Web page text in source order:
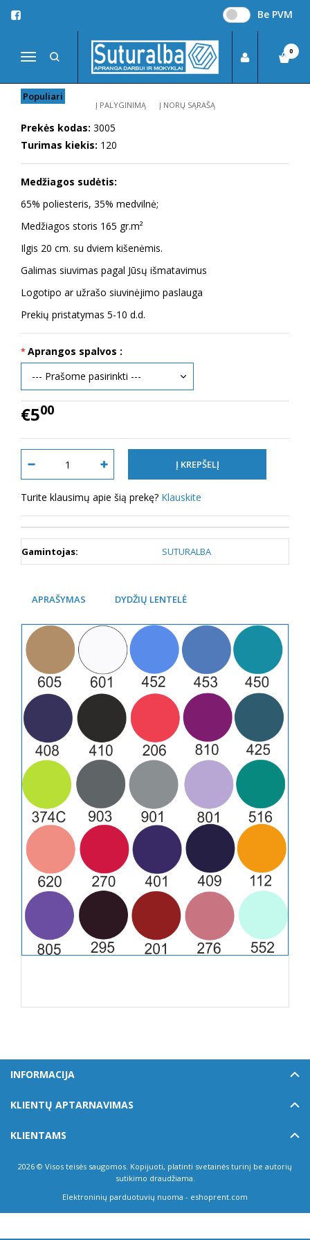
Be PVM
Navigacija
0
Pagrindinis Barmeno prijuostė
BARMENO PRIJUOSTĖ
Populiari
Į PALYGINIMĄ Į NORŲ SĄRAŠĄ
Prekės kodas: 3005
Turimas kiekis: 120
Medžiagos sudėtis:
65% poliesteris, 35% medvilnė;
Medžiagos storis 165 gr.m²
Ilgis 20 cm. su dviem kišenėmis.
Galimas siuvimas pagal Jūsų išmatavimus
Logotipo ar užrašo siuvinėjimo paslauga
Prekių pristatymas 5-10 d.d.
Aprangos spalvos :
€500
Turite klausimų apie šią prekę? Klauskite
Gamintojas: SUTURALBA
APRAŠYMAS DYDŽIŲ LENTELĖ
INFORMACIJA
KLIENTŲ APTARNAVIMAS
KLIENTAMS
2026 © Visos teisės saugomos. Kopijuoti, platinti svetainės turinį be autorių
sutikimo draudžiama.
Elektroninių parduotuvių nuoma - eshoprent.com